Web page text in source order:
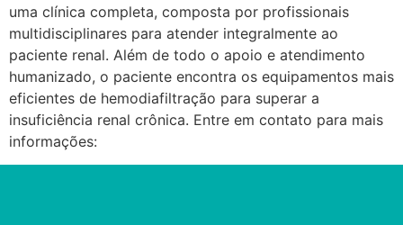
uma clínica completa, composta por profissionais
multidisciplinares para atender integralmente ao
paciente renal. Além de todo o apoio e atendimento
humanizado, o paciente encontra os equipamentos mais
eficientes de hemodiafiltração para superar a
insuficiência renal crônica. Entre em contato para mais
informações: